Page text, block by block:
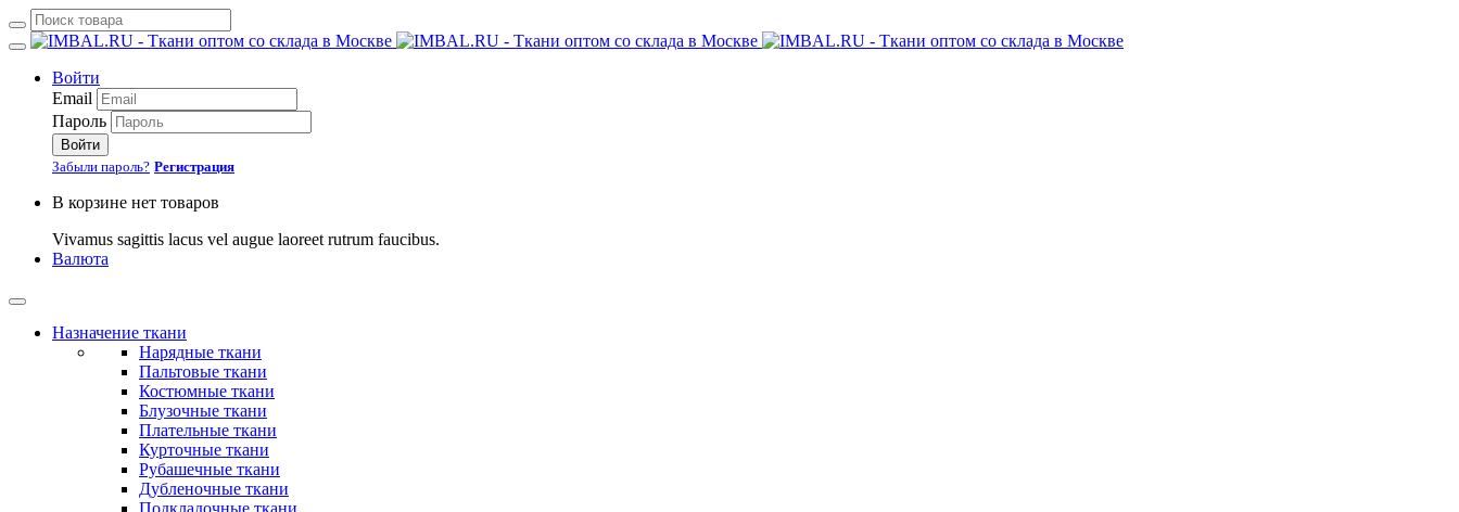
Войти
Email
Пароль
Войти
Забыли пароль? Регистрация
В корзине нет товаров
Vivamus sagittis lacus vel augue laoreet rutrum faucibus.
Валюта
Назначение ткани
Нарядные ткани
Пальтовые ткани
Костюмные ткани
Блузочные ткани
Плательные ткани
Курточные ткани
Рубашечные ткани
Дубленочные ткани
Подкладочные ткани